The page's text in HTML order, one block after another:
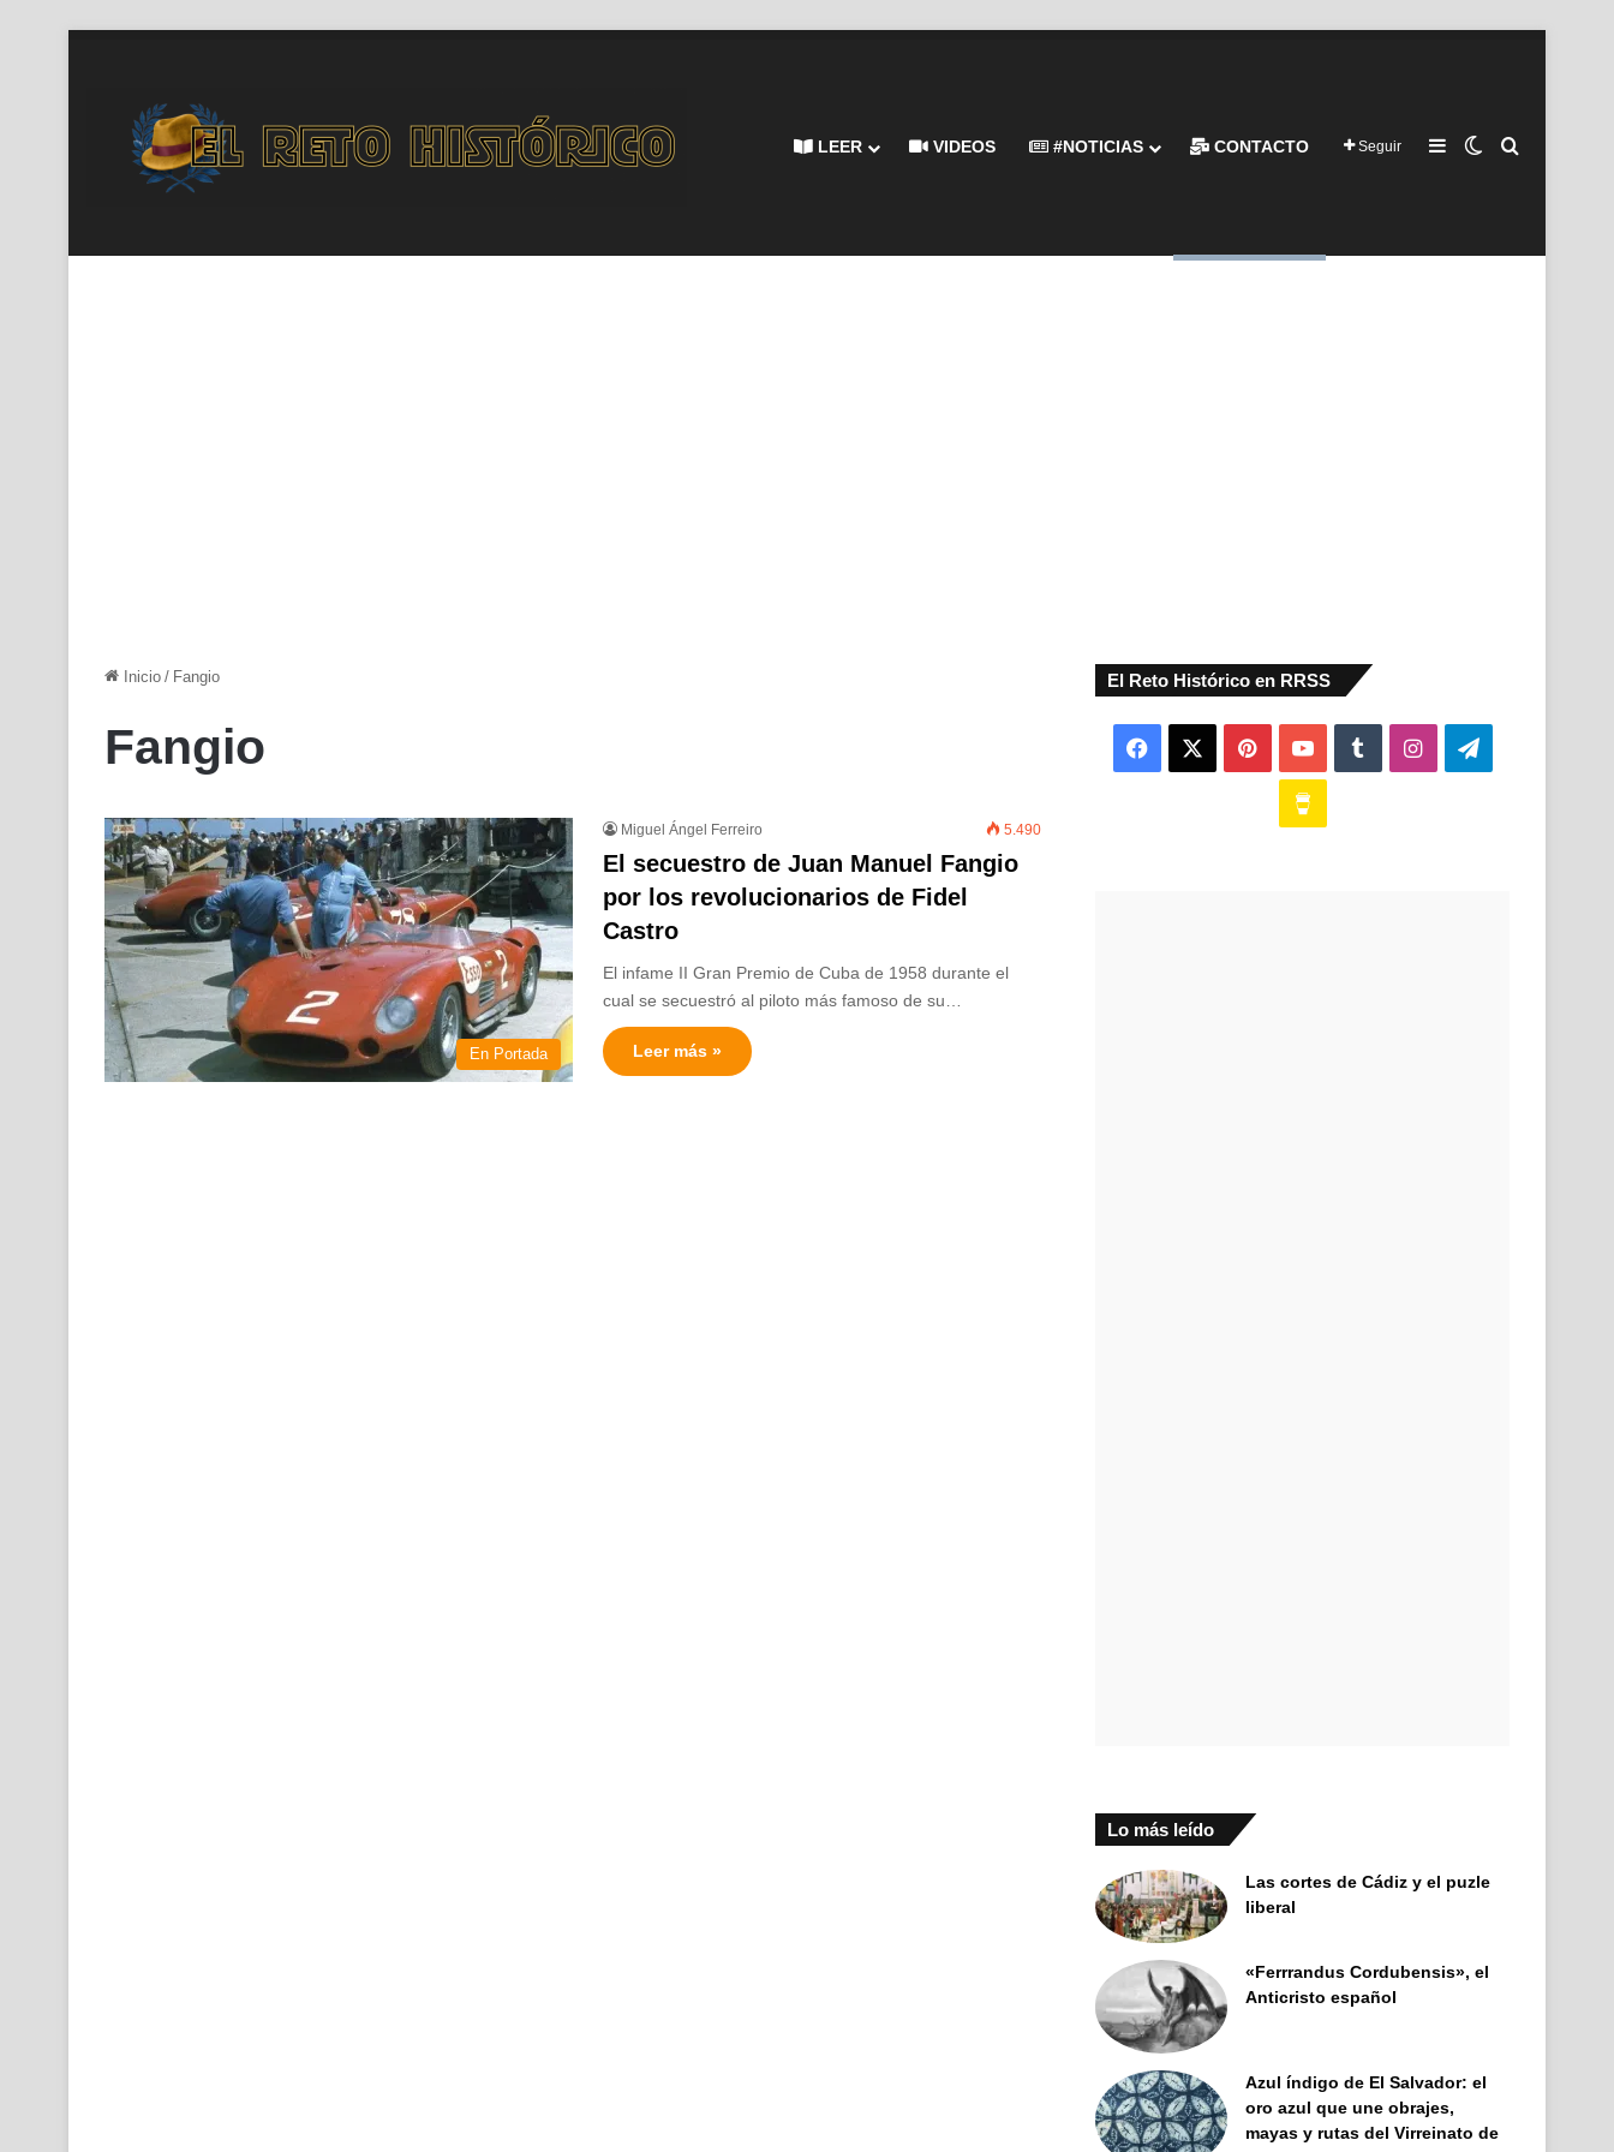
LEER VIDEOS #NOTICIAS CONTACTO Seguir Barra lateral
Switch skin
Inicio / Fangio
Fangio
En Portada
Miguel Ángel Ferreiro 5.490
El secuestro de Juan Manuel Fangio
por los revolucionarios de Fidel
Castro
El infame II Gran Premio de Cuba de 1958 durante el
cual se secuestró al piloto más famoso de su…
Leer más »
El Reto Histórico en RRSS
Facebook PinterestYouTubeTumblrInstagramTelegram
Lo más leído
Las cortes de Cádiz y el puzle
liberal
«Ferrrandus Cordubensis», el
Anticristo español
Azul índigo de El Salvador: el
oro azul que une obrajes,
mayas y rutas del Virreinato de